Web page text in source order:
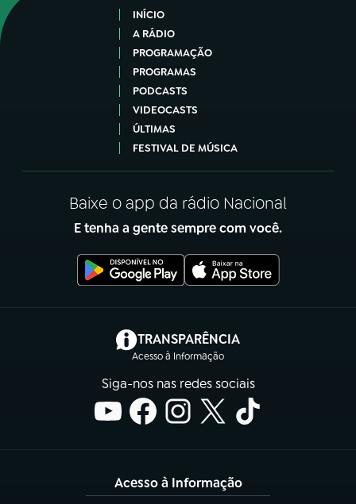
INÍCIO
A RÁDIO
PROGRAMAÇÃO
PROGRAMAS
PODCASTS
VIDEOCASTS
ÚLTIMAS
FESTIVAL DE MÚSICA
Baixe o app da rádio Nacional
E tenha a gente sempre com você.
TRANSPARÊNCIA
Acesso à Informação
(abre em nova aba)
Siga-nos nas redes sociais
Acesso à Informação